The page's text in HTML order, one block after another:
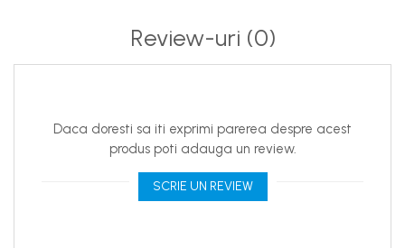
Review-uri (0)
Daca doresti sa iti exprimi parerea despre acest
produs poti adauga un review.
SCRIE UN REVIEW